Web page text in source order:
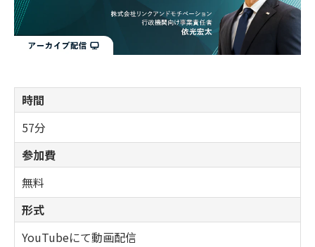
時間
57分
参加費
無料
形式
YouTubeにて動画配信